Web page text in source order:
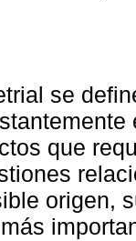
se
que
origen,